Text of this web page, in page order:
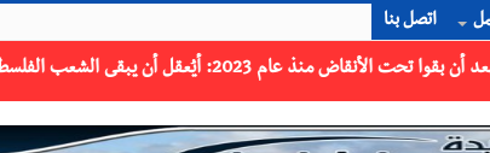
اتصل بنا